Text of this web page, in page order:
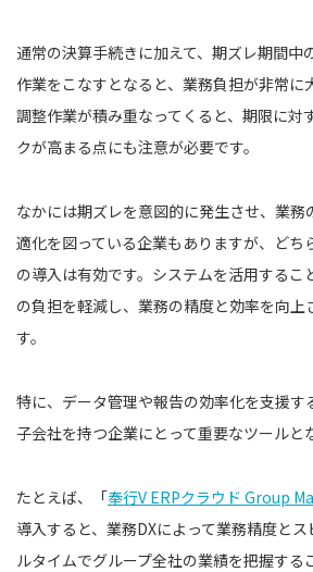
通常の決算手続きに加えて、期ズレ期間中
作業をこなすとなると、業務負担が非常に
調整作業が積み重なってくると、期限に対
クが高まる点にも注意が必要です。
なかには期ズレを意図的に発生させ、業務
適化を図っている企業もありますが、どち
の導入は有効です。システムを活用するこ
の負担を軽減し、業務の精度と効率を向上
す。
特に、データ管理や報告の効率化を支援す
子会社を持つ企業にとって重要なツールと
たとえば、「奉行V ERPクラウド Group
導入すると、業務DXによって業務精度と
ルタイムでグループ全社の業績を把握する